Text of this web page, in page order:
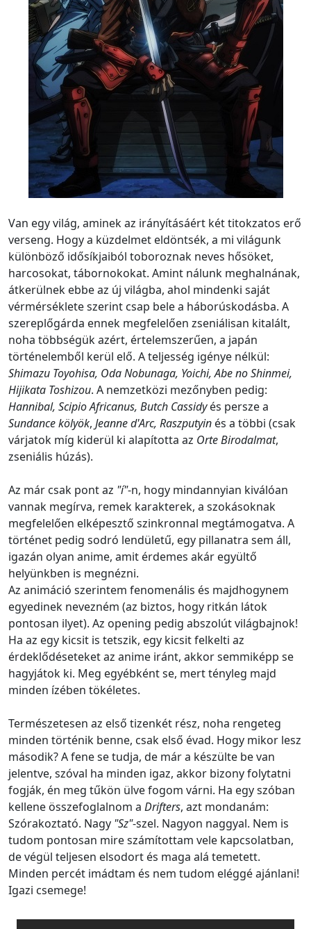
Van egy világ, aminek az irányításáért két titokzatos erő
verseng. Hogy a küzdelmet eldöntsék, a mi világunk
különböző idősíkjaiból toboroznak neves hősöket,
harcosokat, tábornokokat. Amint nálunk meghalnának,
átkerülnek ebbe az új világba, ahol mindenki saját
vérmérséklete szerint csap bele a háborúskodásba. A
szereplőgárda ennek megfelelően zseniálisan kitalált,
noha többségük azért, értelemszerűen, a japán
történelemből kerül elő. A teljesség igénye nélkül:
Shimazu Toyohisa, Oda Nobunaga, Yoichi, Abe no Shinmei,
Hijikata Toshizou. A nemzetközi mezőnyben pedig:
Hannibal, Scipio Africanus, Butch Cassidyés persze a
Sundance kölyök, Jeanne d'Arc, Raszputyin és a többi (csak
várjatok míg kiderül ki alapította az Orte Birodalmat,
zseniális húzás).
Az már csak pont az "í"-n, hogy mindannyian kiválóan
vannak megírva, remek karakterek, a szokásoknak
megfelelően elképesztő szinkronnal megtámogatva. A
történet pedig sodró lendületű, egy pillanatra sem áll,
igazán olyan anime, amit érdemes akár együltő
helyünkben is megnézni.
Az animáció szerintem fenomenális és majdhogynem
egyedinek nevezném (az biztos, hogy ritkán látok
pontosan ilyet). Az opening pedig abszolút világbajnok!
Ha az egy kicsit is tetszik, egy kicsit felkelti az
érdeklődéseteket az anime iránt, akkor semmiképp se
hagyjátok ki. Meg egyébként se, mert tényleg majd
minden ízében tökéletes.
Természetesen az első tizenkét rész, noha rengeteg
minden történik benne, csak első évad. Hogy mikor lesz
második? A fene se tudja, de már a készülte be van
jelentve, szóval ha minden igaz, akkor bizony folytatni
fogják, én meg tűkön ülve fogom várni. Ha egy szóban
kellene összefoglalnom a Drifters, azt mondanám:
Szórakoztató. Nagy "Sz"-szel. Nagyon naggyal. Nem is
tudom pontosan mire számítottam vele kapcsolatban,
de végül teljesen elsodort és maga alá temetett.
Minden percét imádtam és nem tudom eléggé ajánlani!
Igazi csemege!